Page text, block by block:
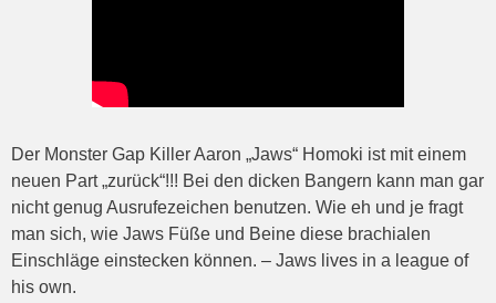
Der Monster Gap Killer Aaron „Jaws“ Homoki ist mit einem
neuen Part „zurück“!!! Bei den dicken Bangern kann man gar
nicht genug Ausrufezeichen benutzen. Wie eh und je fragt
man sich, wie Jaws Füße und Beine diese brachialen
Einschläge einstecken können. – Jaws lives in a league of
his own.